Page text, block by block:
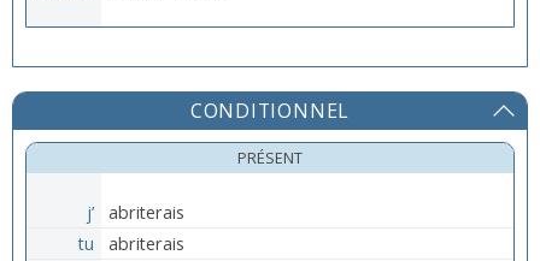
CONDITIONNEL
PRÉSENT
j’
abriterais
tu
abriterais